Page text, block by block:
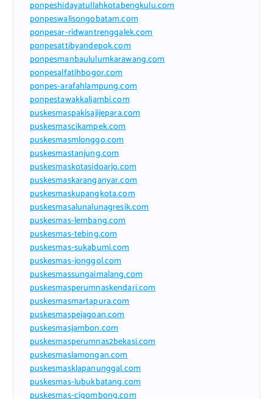
ponpeshidayatullahkotabengkulu.com
ponpeswalisongobatam.com
ponpesar-ridwantrenggalek.com
ponpesattibyandepok.com
ponpesmanbaululumkarawang.com
ponpesalfatihbogor.com
ponpes-arafahlampung.com
ponpestawakkaljambi.com
puskesmaspakisajijepara.com
puskesmascikampek.com
puskesmasmlonggo.com
puskesmastanjung.com
puskesmaskotasidoarjo.com
puskesmaskaranganyar.com
puskesmaskupangkota.com
puskesmasalunalunagresik.com
puskesmas-lembang.com
puskesmas-tebing.com
puskesmas-sukabumi.com
puskesmas-jonggol.com
puskesmassungaimalang.com
puskesmasperumnaskendari.com
puskesmasmartapura.com
puskesmaspejagoan.com
puskesmasjambon.com
puskesmasperumnas2bekasi.com
puskesmaslamongan.com
puskesmasklapanunggal.com
puskesmas-lubukbatang.com
puskesmas-cigombong.com